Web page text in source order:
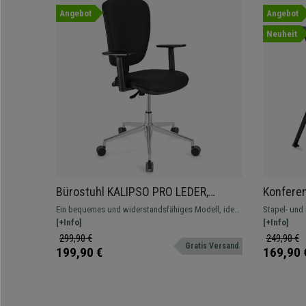
Angebot
Bürostuhl KALIPSO PRO LEDER,
verstellbare Rücken- und Armlehnen,
Metallgestell, Lederbezug, Farbe
Schwarz
Ein bequemes und widerstandsfähiges Modell, ideal
für den Büroalltag. In verschiedenen Farben
erhältlich.
[+Info]
299,90 €
199,90 € Gratis Versand
Angebot
Neuheit
Orange
Stapel-
auch
[+Info]
249,90 €
169,90